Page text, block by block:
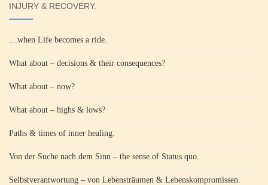
INJURY & RECOVERY.
…when Life becomes a ride.
What about – decisions & their consequences?
What about – now?
What about – highs & lows?
Paths & times of inner healing.
Von der Suche nach dem Sinn – the sense of Status quo.
Selbstverantwortung – von Lebensträumen & Lebenskompromissen.